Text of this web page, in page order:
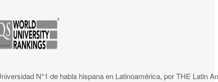
N°1 de habla hispana en Latinoamérica, por THE Latin